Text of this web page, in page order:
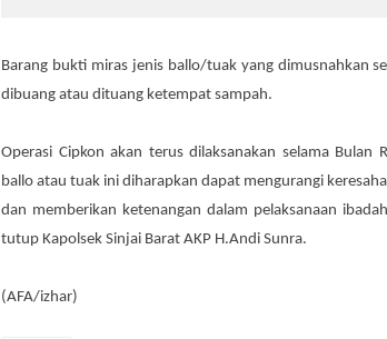
Barang bukti miras jenis ballo/tuak yang dimusnahkan
dibuang atau dituang ketempat sampah.
Operasi Cipkon akan terus dilaksanakan selama Bulan
ballo atau tuak ini diharapkan dapat mengurangi
dan memberikan ketenangan dalam pelaksanaan
tutup Kapolsek Sinjai Barat AKP H.Andi Sunra.
(AFA/izhar)